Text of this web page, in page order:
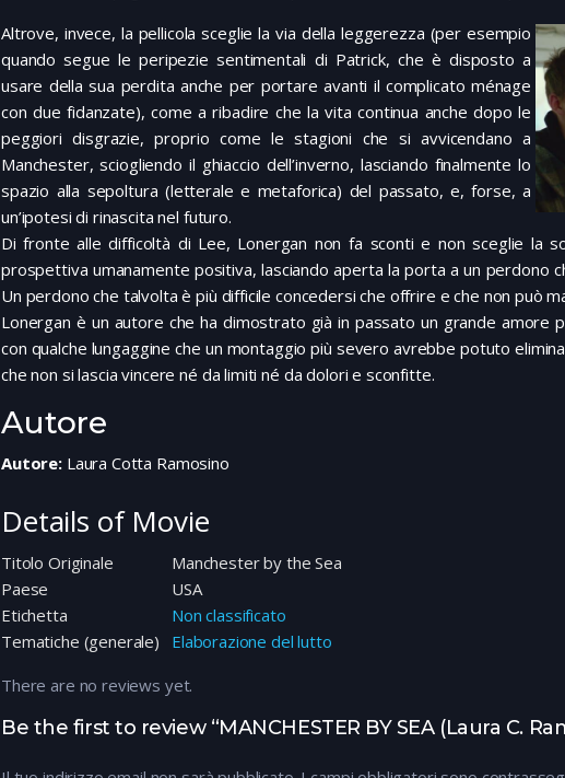
Altrove, invece, la pellicola sceglie la via della leggerezza (per esempio
quando segue le peripezie sentimentali di Patrick, che è disposto a
usare della sua perdita anche per portare avanti il complicato ménage
con due fidanzate), come a ribadire che la vita continua anche dopo le
peggiori disgrazie, proprio come le stagioni che si avvicendano a
Manchester, sciogliendo il ghiaccio dell’inverno, lasciando finalmente lo
spazio alla sepoltura (letterale e metaforica) del passato, e, forse, a
un’ipotesi di rinascita nel futuro.
Di fronte alle difficoltà di Lee, Lonergan non fa sconti e non sceglie la
prospettiva umanamente positiva, lasciando aperta la porta a un perdono
Un perdono che talvolta è più difficile concedersi che offrire e che non può
Lonergan è un autore che ha dimostrato già in passato un grande amore
con qualche lungaggine che un montaggio più severo avrebbe potuto
che non si lascia vincere né da limiti né da dolori e sconfitte.
Autore
Autore:Laura Cotta Ramosino
Details of Movie
Titolo Originale
Manchester by the Sea
Paese
USA
Etichetta
Non classificato
Tematiche (generale)
Elaborazione del lutto
Be the first to review “MANCHESTER BY SEA (Laura C.
There are no reviews yet.